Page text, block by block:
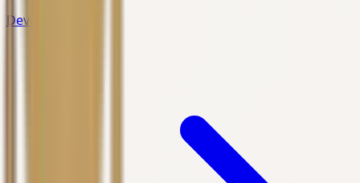
Devamını Oku